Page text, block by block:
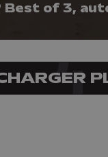
Best of 3,